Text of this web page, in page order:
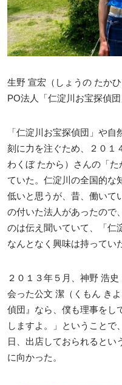
生野 宣宏（しょうの たか
PO法人「仁淀川お宝探偵団
「仁淀川お宝探偵団」や
刻に力を注ぐため、２０１
わくぼ たから）さんの「
ていた。仁淀川の全国的な
低いと思うが、昔、働いて
の付いた法人があったので
のは伝え聞いていて、「仁
なんとなく興味は持ってい
２０１３年５月、神野 浩
会った公文 潔（くもん き
偵団』なら、僕も理事をし
しますよ。」ということで
日、出店しておられるとい
に向かった。